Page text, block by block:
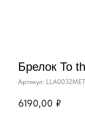
Брелок To
Артикул:
6190,00 ₽